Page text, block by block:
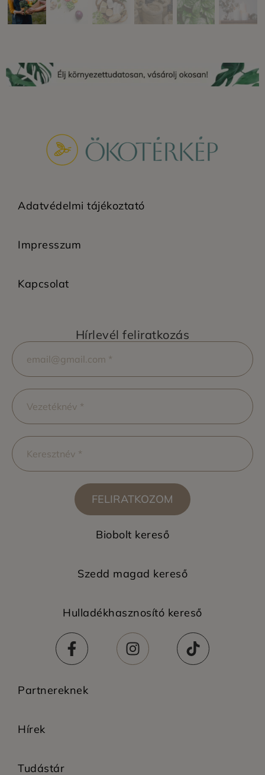
Adatvédelmi tájékoztató
Impresszum
Kapcsolat
Hírlevél feliratkozás
FELIRATKOZOM
Biobolt kereső
Szedd magad kereső
Hulladékhasznosító kereső
Partnereknek
Hírek
Tudástár